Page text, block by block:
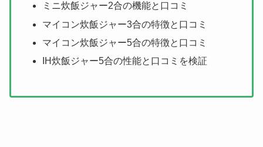
ミニ炊飯ジャー2合の機能と口コミ
マイコン炊飯ジャー3合の特徴と口コミ
マイコン炊飯ジャー5合の特徴と口コミ
IH炊飯ジャー5合の性能と口コミを検証